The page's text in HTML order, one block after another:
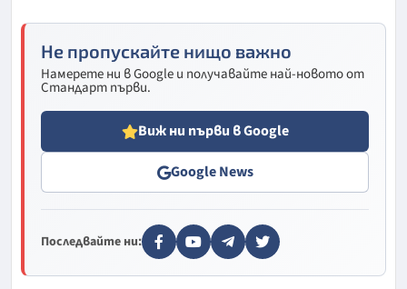
Не пропускайте нищо важно
Намерете ни в Google и получавайте най-новото от
Стандарт първи.
Виж ни първи в Google
Google News
Последвайте ни: